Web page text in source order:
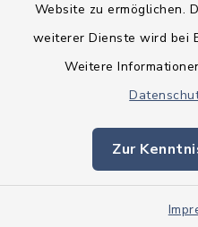
Website zu ermöglichen.
weiterer Dienste wird bei
Weitere
Zur